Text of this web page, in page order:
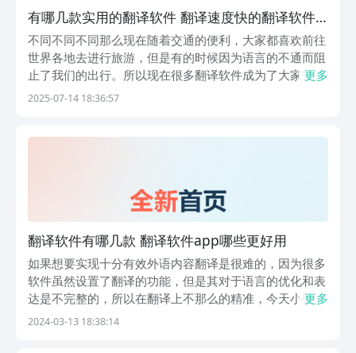
有哪几款实用的翻译软件 翻译速度快的翻译软件
推荐
不同不同不同那么现在随着交通的便利，大家都喜欢前往
世界各地去进行旅游，但是有的时候因为语言的不通而阻
止了我们的出行。所以现在很多翻译软件成为了大家去跨
越语言障碍的助手，这些软件都可以帮助大家，不管是那
更多
2025-07-14 18:36:57
翻译软件有哪几款 翻译软件app哪些更好用
如果想要实现十分有效外语内容翻译是很难的，因为很多
软件虽然设置了翻译的功能，但是其对于语言的优化和表
达是不完整的，所以在翻译上不那么的精准，今天小编给
大家带来翻译软件有哪些，为大家分享几款好用的能够颠
更多
2024-03-13 18:38:14